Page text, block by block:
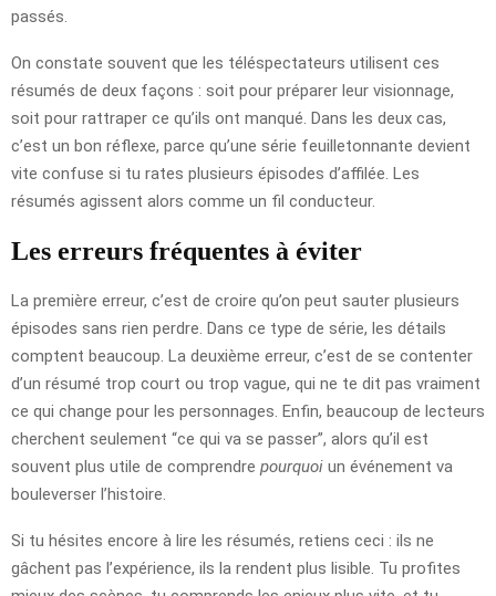
passés.
On constate souvent que les téléspectateurs utilisent ces
résumés de deux façons : soit pour préparer leur visionnage,
soit pour rattraper ce qu’ils ont manqué. Dans les deux cas,
c’est un bon réflexe, parce qu’une série feuilletonnante devient
vite confuse si tu rates plusieurs épisodes d’affilée. Les
résumés agissent alors comme un fil conducteur.
Les erreurs fréquentes à éviter
La première erreur, c’est de croire qu’on peut sauter plusieurs
épisodes sans rien perdre. Dans ce type de série, les détails
comptent beaucoup. La deuxième erreur, c’est de se contenter
d’un résumé trop court ou trop vague, qui ne te dit pas vraiment
ce qui change pour les personnages. Enfin, beaucoup de lecteurs
cherchent seulement “ce qui va se passer”, alors qu’il est
souvent plus utile de comprendre pourquoi un événement va
bouleverser l’histoire.
Si tu hésites encore à lire les résumés, retiens ceci : ils ne
gâchent pas l’expérience, ils la rendent plus lisible. Tu profites